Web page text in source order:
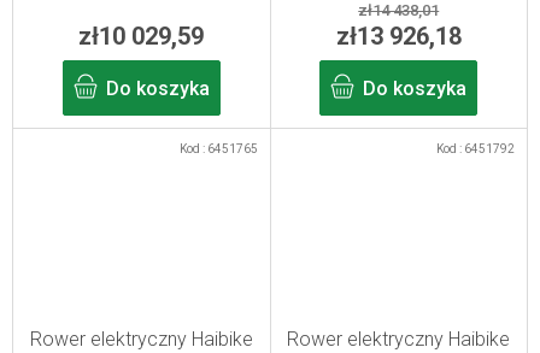
zł10 029,59
Do koszyka
zł14 438,01
zł13 926,18
Do koszyka
Rower elektryczny Haibike
Kod : 6451765
Rower elektryczny Haibike
Kod : 6451792